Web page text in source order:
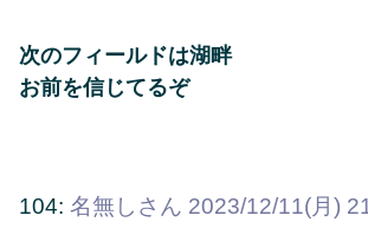
次のフィールドは湖畔
お前を信じてるぞ
104: 名無しさん 2023/12/11(月)